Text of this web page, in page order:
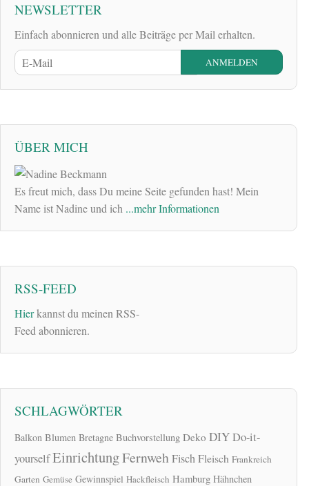
NEWSLETTER
Einfach abonnieren und alle Beiträge per Mail erhalten.
ÜBER MICH
Es freut mich, dass Du meine Seite gefunden hast! Mein
Name ist Nadine und ich ...mehr Informationen
RSS-FEED
Hierkannst du meinen RSS-
Feed abonnieren.
SCHLAGWÖRTER
Balkon Blumen Bretagne Buchvorstellung Deko DIYDo-it-
yourselfEinrichtungFernwehFischFleisch Frankreich
Garten Gemüse Gewinnspiel Hackfleisch Hamburg Hähnchen